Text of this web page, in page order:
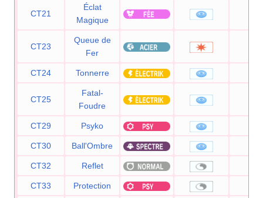
CT21
Éclat
Magique
CT23
Queue de
Fer
CT24 Tonnerre
CT25
Fatal-
Foudre
CT29 Psyko
CT30 Ball'Ombre
CT32 Reflet
CT33 Protection